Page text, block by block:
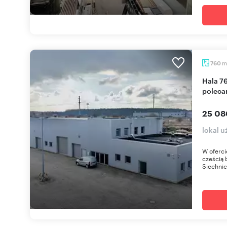
760 m
Hala 760m² z biurami, suwnicą, parkingiem -
25
lokal
W
cześcią